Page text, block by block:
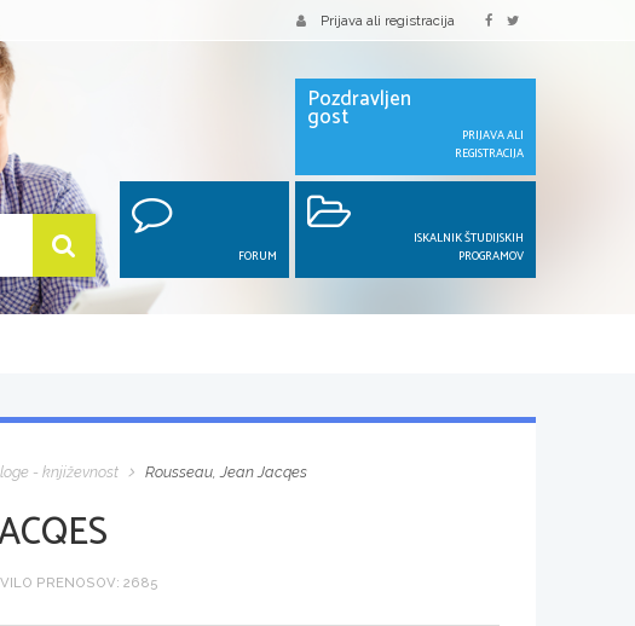
Prijava ali registracija
Pozdravljen
gost
PRIJAVA ALI
REGISTRACIJA
FORUM
ISKALNIK ŠTUDIJSKIH
PROGRAMOV
- književnost Rousseau, Jean Jacqes
PRENOSOV: 2685